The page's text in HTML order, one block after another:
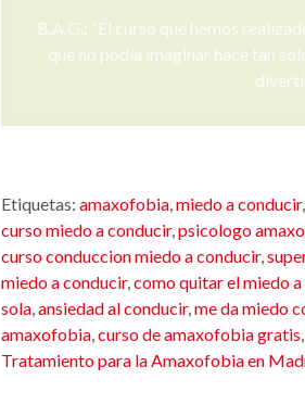
C.N.N.: "Agradeceros el trabajo
poder afrontar nuestro problema
escena y
Etiquetas: amaxofobia,miedo a conducir,
curso miedo a conducir,psicologo
curso conduccion miedo a conducir,
miedo a conducir,como quitar el miedo
sola,ansiedad al conducir,me da miedo
amaxofobia,curso de amaxofobia gratis,
Tratamiento para la Amaxofobia en